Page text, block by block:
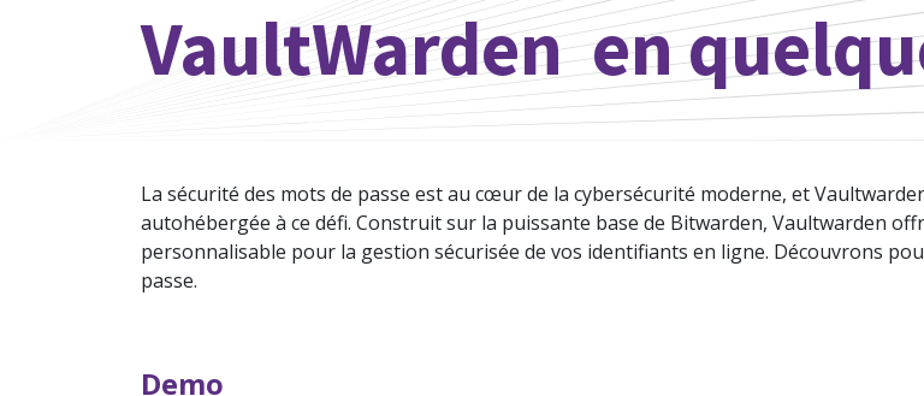
VaultWardenen
La sécurité des mots de passe est au cœur de la cybersécurité moderne, et
autohébergée à ce défi. Construit sur la puissante base de Bitwarden, Vaultwarden
personnalisable pour la gestion sécurisée de vos identifiants en ligne. Découvrons
passe.
Demo